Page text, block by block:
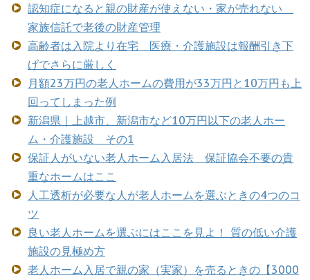
認知症になると親の財産が使えない・家が売れない
家族信託で老後の財産管理
高齢者は入院より在宅 医療・介護施設は報酬引き下
げでさらに厳しく
月額23万円の老人ホームの費用が33万円と10万円も上
回ってしまった例
新潟県｜上越市、新潟市など10万円以下の老人ホー
ム・介護施設 その1
保証人がいない老人ホーム入居法 保証協会不要の貴
重なホームはここ
人工透析が必要な人が老人ホームを選ぶときの4つのコ
ツ
良い老人ホームを選ぶにはここを見よ！ 質の低い介護
施設の見極め方
老人ホーム入居で親の家（実家）を売るときの【3000